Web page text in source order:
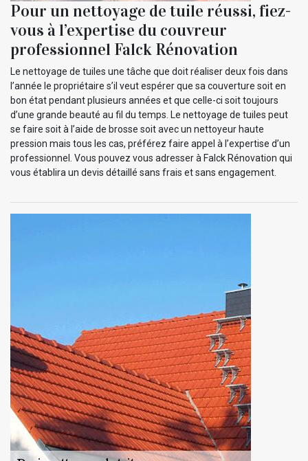
Pour un nettoyage de tuile réussi, fiez-
vous à l’expertise du couvreur
professionnel Falck Rénovation
Le nettoyage de tuiles une tâche que doit réaliser deux fois dans
l’année le propriétaire s’il veut espérer que sa couverture soit en
bon état pendant plusieurs années et que celle-ci soit toujours
d’une grande beauté au fil du temps. Le nettoyage de tuiles peut
se faire soit à l’aide de brosse soit avec un nettoyeur haute
pression mais tous les cas, préférez faire appel à l’expertise d’un
professionnel. Vous pouvez vous adresser à Falck Rénovation qui
vous établira un devis détaillé sans frais et sans engagement.